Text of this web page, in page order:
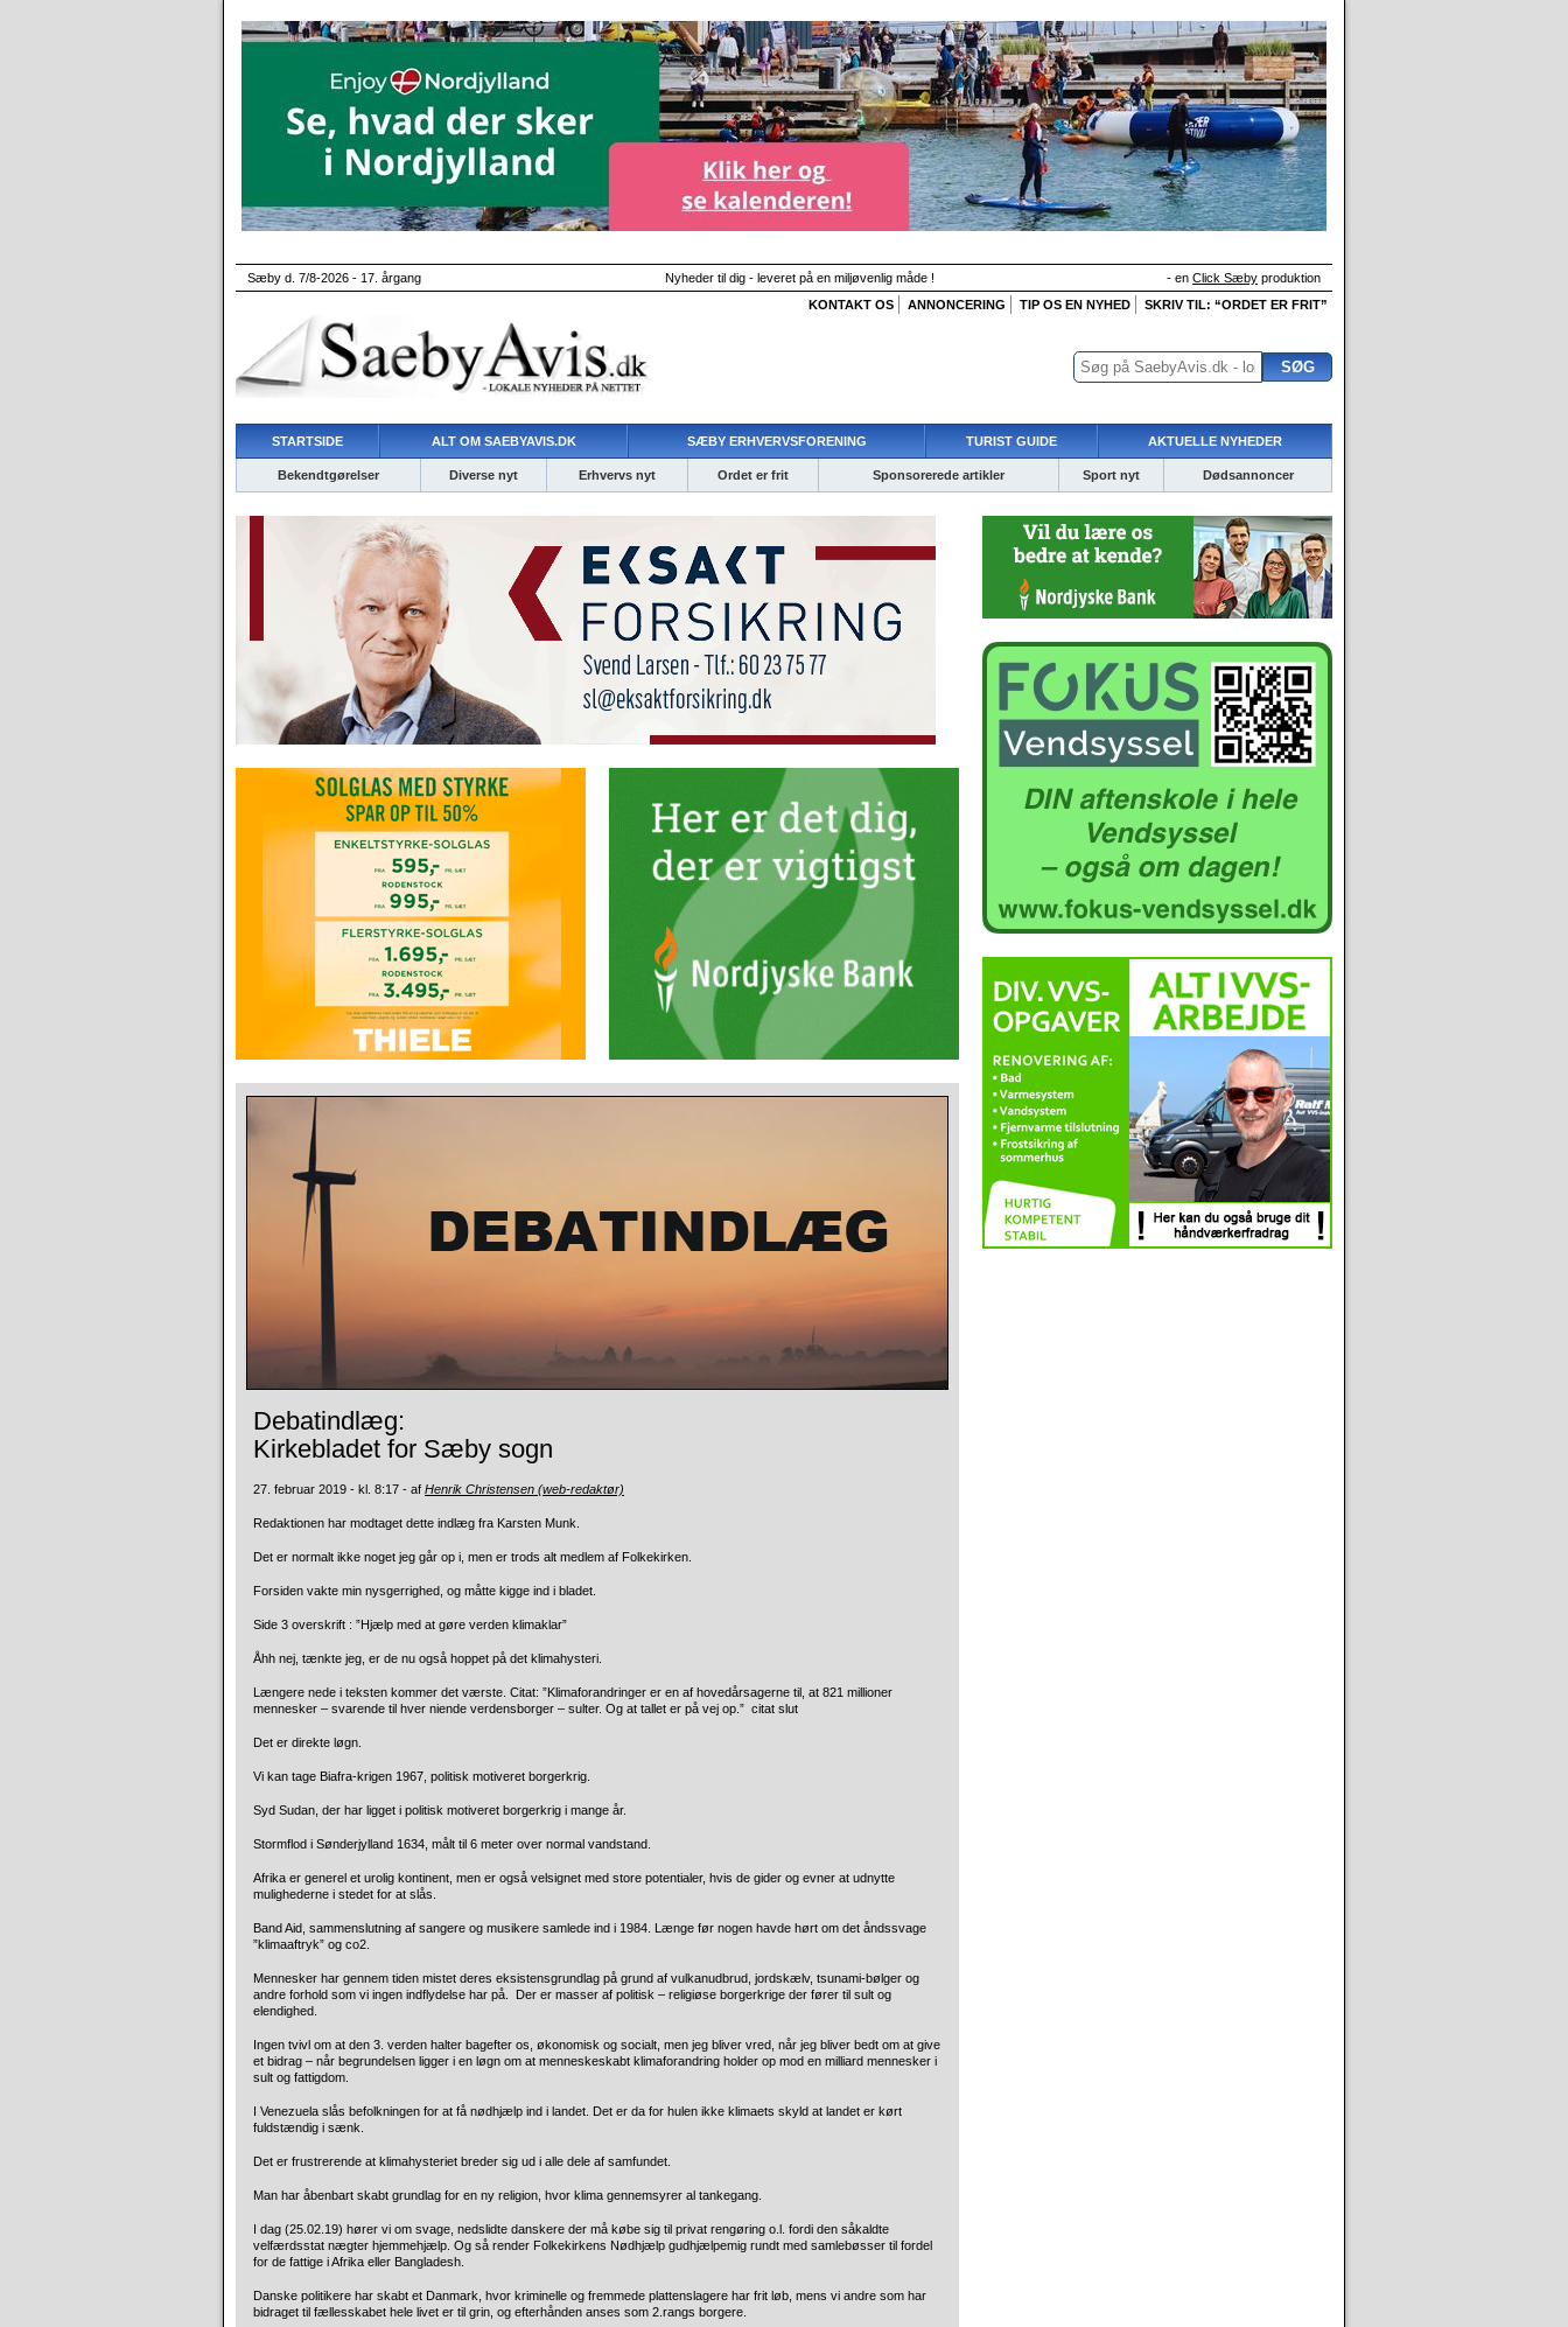
Sæby d. 7/8-2026 - 17. årgang Nyheder til dig - leveret på en miljøvenlig måde ! - en Click Sæby produktion
KONTAKT OS
ANNONCERING TIP OS EN NYHED SKRIV TIL: “ORDET ER FRIT”
STARTSIDE ALT OM SAEBYAVIS.DK SÆBY ERHVERVSFORENING TURIST GUIDE AKTUELLE NYHEDER
Bekendtgørelser Diverse nyt Erhvervs nyt Ordet er frit Sponsorerede artikler Sport nyt Dødsannoncer
Debatindlæg:
Kirkebladet for Sæby sogn
27. februar 2019 - kl. 8:17 - af Henrik Christensen (web-redaktør)
Redaktionen har modtaget dette indlæg fra Karsten Munk.
Det er normalt ikke noget jeg går op i, men er trods alt medlem af Folkekirken.
Forsiden vakte min nysgerrighed, og måtte kigge ind i bladet.
Side 3 overskrift : ”Hjælp med at gøre verden klimaklar”
Åhh nej, tænkte jeg, er de nu også hoppet på det klimahysteri.
Længere nede i teksten kommer det værste. Citat: ”Klimaforandringer er en af hovedårsagerne til, at 821 millioner
mennesker – svarende til hver niende verdensborger – sulter. Og at tallet er på vej op.” citat slut
Det er direkte løgn.
Vi kan tage Biafra-krigen 1967, politisk motiveret borgerkrig.
Syd Sudan, der har ligget i politisk motiveret borgerkrig i mange år.
Stormflod i Sønderjylland 1634, målt til 6 meter over normal vandstand.
Afrika er generel et urolig kontinent, men er også velsignet med store potentialer, hvis de gider og evner at udnytte
mulighederne i stedet for at slås.
Band Aid, sammenslutning af sangere og musikere samlede ind i 1984. Længe før nogen havde hørt om det åndssvage
”klimaaftryk” og co2.
Mennesker har gennem tiden mistet deres eksistensgrundlag på grund af vulkanudbrud, jordskælv, tsunami-bølger og
andre forhold som vi ingen indflydelse har på. Der er masser af politisk – religiøse borgerkrige der fører til sult og
elendighed.
Ingen tvivl om at den 3. verden halter bagefter os, økonomisk og socialt, men jeg bliver vred, når jeg bliver bedt om at give
et bidrag – når begrundelsen ligger i en løgn om at menneskeskabt klimaforandring holder op mod en milliard mennesker i
sult og fattigdom.
I Venezuela slås befolkningen for at få nødhjælp ind i landet. Det er da for hulen ikke klimaets skyld at landet er kørt
fuldstændig i sænk.
Det er frustrerende at klimahysteriet breder sig ud i alle dele af samfundet.
Man har åbenbart skabt grundlag for en ny religion, hvor klima gennemsyrer al tankegang.
I dag (25.02.19) hører vi om svage, nedslidte danskere der må købe sig til privat rengøring o.l. fordi den såkaldte
velfærdsstat nægter hjemmehjælp. Og så render Folkekirkens Nødhjælp gudhjælpemig rundt med samlebøsser til fordel
for de fattige i Afrika eller Bangladesh.
Danske politikere har skabt et Danmark, hvor kriminelle og fremmede plattenslagere har frit løb, mens vi andre som har
bidraget til fællesskabet hele livet er til grin, og efterhånden anses som 2.rangs borgere.